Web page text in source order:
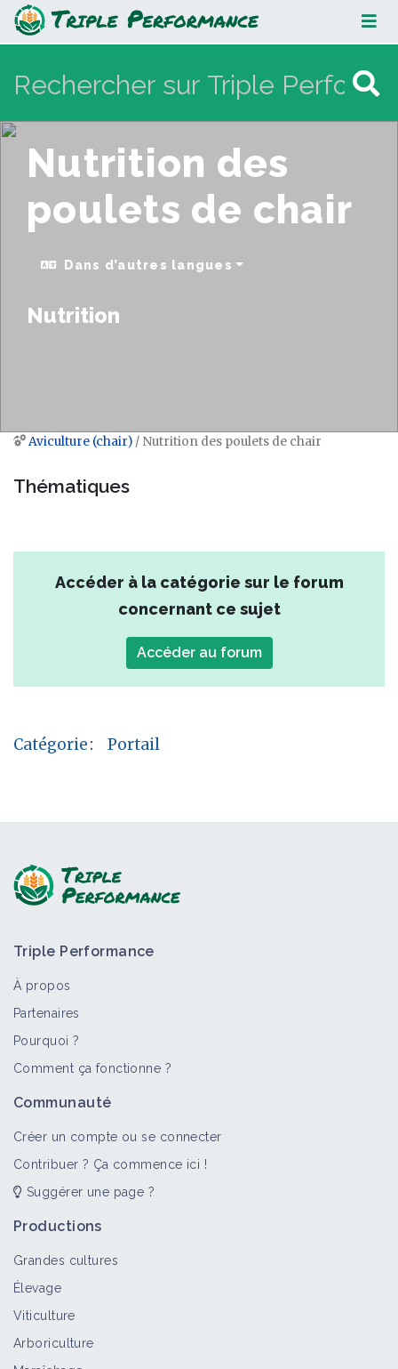
Nutrition des poulets de chair
Nutrition des
poulets de chair
Dans d’autres langues
Nutrition
Aller à :navigation,rechercher
Aviculture (chair) / Nutrition des poulets de chair
Thématiques
Accéder à la catégorie sur le forum
concernant ce sujet
Accéder au forum
Catégorie: Portail
Triple Performance
À propos
Partenaires
Pourquoi ?
Comment ça fonctionne ?
Communauté
Créer un compte ou se connecter
Contribuer ? Ça commence ici !
Suggérer une page ?
Productions
Grandes cultures
Élevage
Viticulture
Arboriculture